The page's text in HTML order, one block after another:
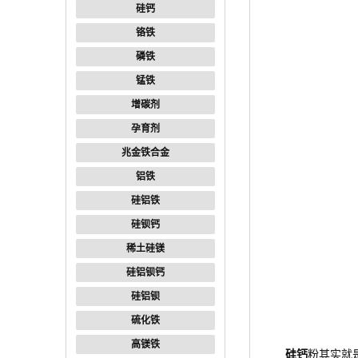
硅钙
铬铁
磷铁
锰铁
增碳剂
孕育剂
兆金铁合金
铝铁
硅铝铁
硅钡钙
稀土硅镁
硅铝钡钙
硅铝钡
硫化铁
高镁铁
硅钙粉其实就